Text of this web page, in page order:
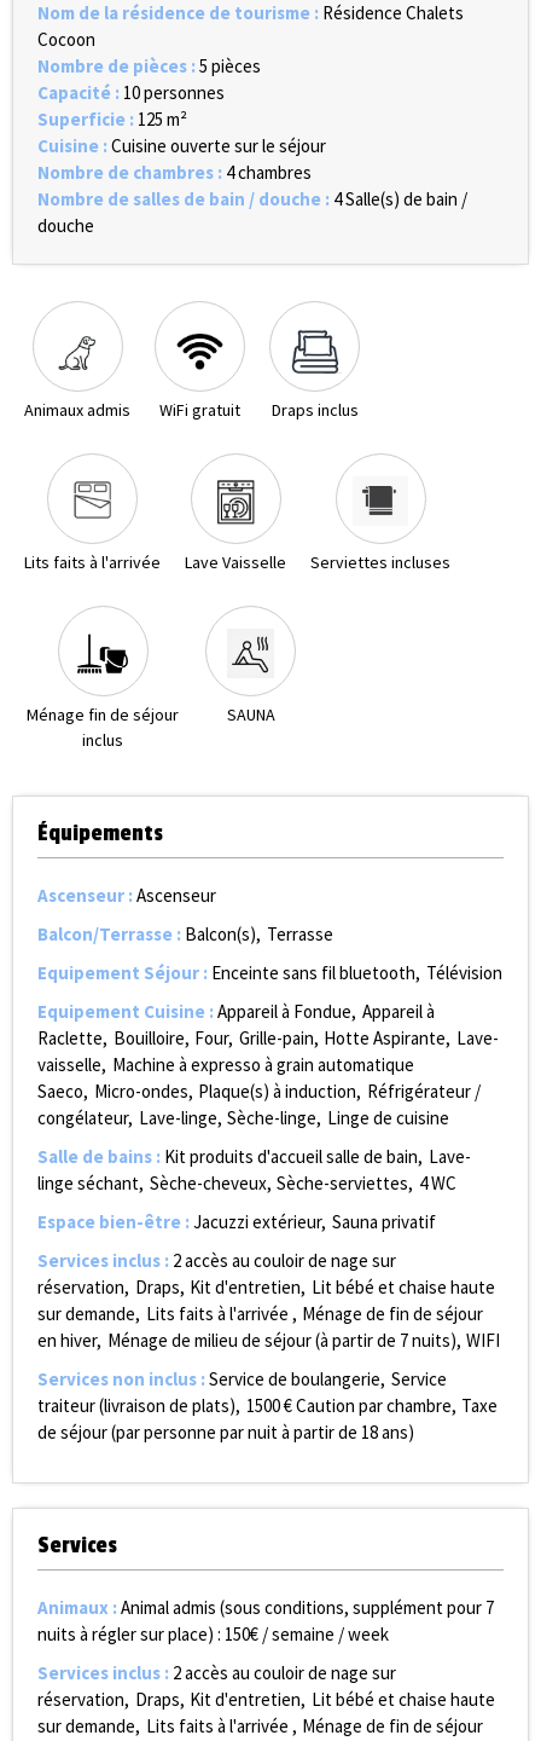
Nom de la résidence de tourisme : Résidence Chalets
Cocoon
Nombre de pièces :5 pièces
Capacité : 10 personnes
Superficie : 125 m²
Cuisine :Cuisine ouverte sur le séjour
Nombre de chambres : 4 chambres
Nombre de salles de bain / douche : 4Salle(s) de bain /
douche
Animaux admis WiFi gratuit Draps inclus
Lits faits à l'arrivée Lave Vaisselle Serviettes incluses
Ménage fin de séjour
inclus
SAUNA
Équipements
Ascenseur :Ascenseur
Balcon/Terrasse : Balcon(s) Terrasse
Equipement Séjour : Enceinte sans fil bluetooth Télévision
Equipement Cuisine :Appareil à Fondue Appareil à
Raclette Bouilloire Four Grille-pain Hotte Aspirante Lave-
vaisselle Machine à expresso à grain automatique
Saeco Micro-ondes Plaque(s) à induction Réfrigérateur /
congélateur Lave-linge Sèche-linge Linge de cuisine
Salle de bains : Kit produits d'accueil salle de bain Lave-
linge séchant Sèche-cheveux Sèche-serviettes 4WC
Espace bien-être :Jacuzzi extérieur Sauna privatif
Services inclus : 2 accès au couloir de nage sur
réservation Draps Kit d'entretien Lit bébé et chaise haute
sur demande Lits faits à l'arrivée
Ménage de fin de séjour
en hiver Ménage de milieu de séjour (à partir de 7 nuits) WIFI
Services non inclus :Service de boulangerie Service
traiteur (livraison de plats) 1500€ Caution par chambre Taxe
de séjour (par personne par nuit à partir de 18 ans)
Services
Animaux :Animal admis (sous conditions, supplément pour 7
nuits à régler sur place) : 150€ / semaine / week
Services inclus : 2 accès au couloir de nage sur
réservation Draps Kit d'entretien Lit bébé et chaise haute
sur demande Lits faits à l'arrivée Ménage de fin de séjour